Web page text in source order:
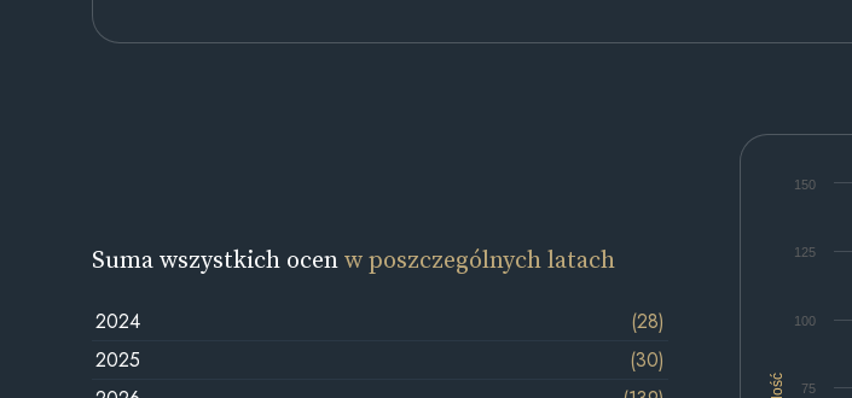
Ilość 75
100
125
150
Suma wszystkich ocenw poszczególnych latach
2024
(28)
2025
(30)